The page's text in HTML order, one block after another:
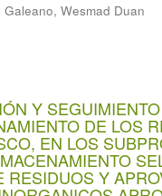
Galeano, Wesmad Duan
Y
DE LOS
EN LOS
Y